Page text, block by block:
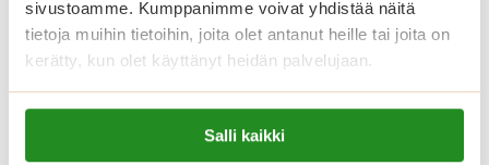
sivustoamme. Kumppanimme voivat yhdistää näitä
tietoja muihin tietoihin, joita olet antanut heille tai joita on
kerätty, kun olet käyttänyt heidän palvelujaan.
Lue lisää evästeistä:
https://sagacare.fi/evasteet/
Salli kaikki
kulttuuritoimintaa ikäihmisille
kauniissa ympäristössä.
Saga Torilinnassa on yhteensä 69
vuokrattavaa seniorikotia, yksiöitä ja